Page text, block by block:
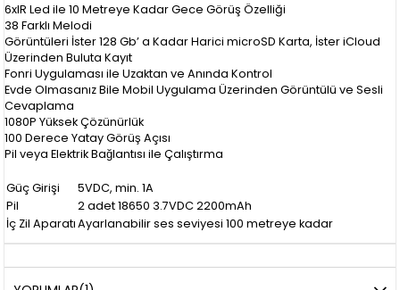
6xIR Led ile 10 Metreye Kadar Gece Görüş Özelliği
38 Farklı Melodi
Görüntüleri İster 128 Gb’ a Kadar Harici microSD Karta, İster iCloud
Üzerinden Buluta Kayıt
Fonri Uygulaması ile Uzaktan ve Anında Kontrol
Evde Olmasanız Bile Mobil Uygulama Üzerinden Görüntülü ve Sesli
Cevaplama
1080P Yüksek Çözünürlük
100 Derece Yatay Görüş Açısı
Pil veya Elektrik Bağlantısı ile Çalıştırma
Güç Girişi
5VDC, min. 1A
Pil
2 adet 18650 3.7VDC 2200mAh
İç Zil Aparatı Ayarlanabilir ses seviyesi 100 metreye kadar